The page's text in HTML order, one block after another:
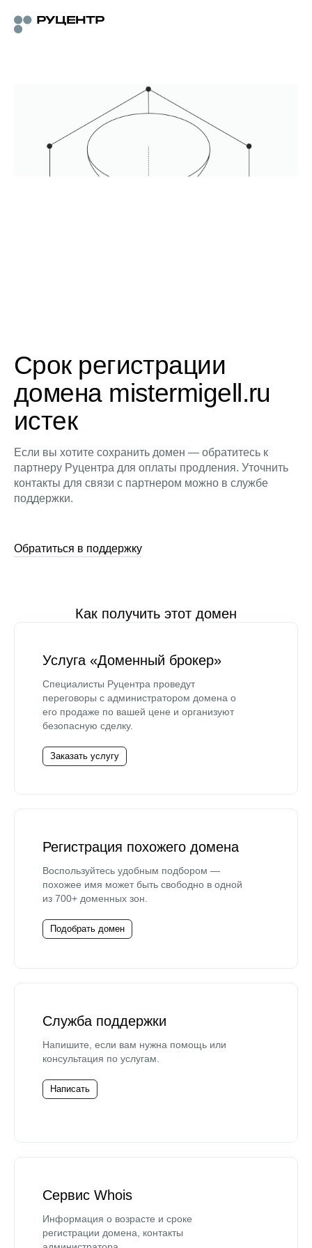
Срок регистрации
домена mistermigell.ru
истек
Если вы хотите сохранить домен — обратитесь к
партнеру Руцентра для оплаты продления. Уточнить
контакты для связи с партнером можно в службе
поддержки.
Обратиться в поддержку
Как получить этот домен
Услуга «Доменный брокер»
Специалисты Руцентра проведут
переговоры с администратором домена о
его продаже по вашей цене и организуют
безопасную сделку.
Заказать услугу
Регистрация похожего домена
Воспользуйтесь удобным подбором —
похожее имя может быть свободно в одной
из 700+ доменных зон.
Подобрать домен
Служба поддержки
Напишите, если вам нужна помощь или
консультация по услугам.
Написать
Сервис Whois
Информация о возрасте и сроке
регистрации домена, контакты